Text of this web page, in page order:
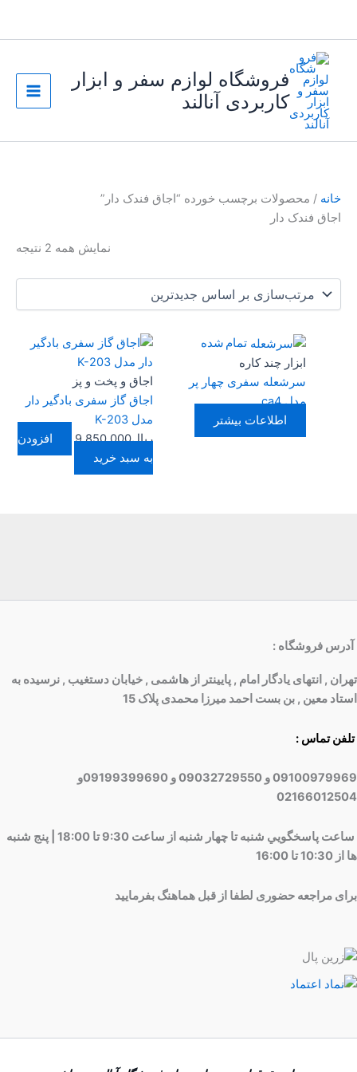
فروشگاه لوازم سفر و ابزار
کاربردی آنالند
خانه / محصولات برچسب خورده “اجاق فندک دار”
اجاق فندک دار
نمایش همه 2 نتیجه
تمام شده
ابزار چند کاره
سرشعله سفری چهار پر
مدل ca4
اطلاعات بیشتر
اجاق و پخت و پز
اجاق گاز سفری بادگیر دار
مدل K-203
ریال9.850.000
افزودن
به سبد خرید
آدرس فروشگاه :
تهران , انتهای یادگار امام , پایینتر از هاشمی , خیابان دستغیب , نرسیده به
استاد معین , بن بست احمد میرزا محمدی پلاک 15
تلفن تماس :
09100979969 و 09032729550 و 09199399690و
02166012504
ساعت پاسخگويي شنبه تا چهار شنبه از ساعت 9:30 تا 18:00 | پنج شنبه
ها از 10:30 تا 16:00
برای مراجعه حضوری لطفا از قبل هماهنگ بفرمایید